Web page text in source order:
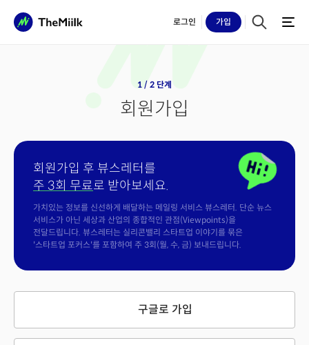
로그인 가입
1 / 2 단계
회원가입
회원가입 후 뷰스레터를
주 3회 무료로 받아보세요.
가치있는 정보를 신선하게 배달하는 메일링 서비스 뷰스레터. 단순 뉴스
서비스가 아닌 세상과 산업의 종합적인 관점(Viewpoints)을
전달드립니다. 뷰스레터는 실리콘밸리 스타트업 이야기를 묶은
'스타트업 포커스'를 포함하여 주 3회(월, 수, 금) 보내드립니다.
구글로 가입